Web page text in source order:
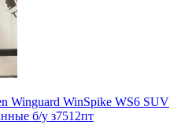
Winguard WinSpike WS6 SUV
б/у з7512пт